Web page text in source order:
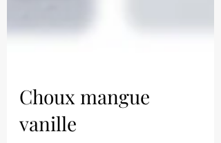
Choux mangue